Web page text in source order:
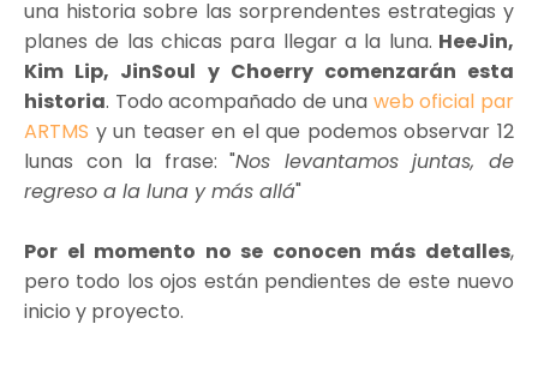
una historia sobre las sorprendentes estrategias y
planes de las chicas para llegar a la luna. HeeJin,
Kim Lip, JinSoul y Choerry comenzarán esta
historia. Todo acompañado de una web oficial par
ARTMS y un teaser en el que podemos observar 12
lunas con la frase: "Nos levantamos juntas, de
regreso a la luna y más allá"
Por el momento no se conocen más detalles,
pero todo los ojos están pendientes de este nuevo
inicio y proyecto.